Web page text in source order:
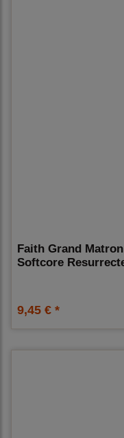
Faith Grand
Softcore
9,45 € *